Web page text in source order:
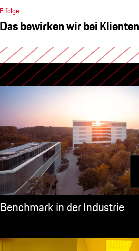
Erfolge
Das bewirken wir bei Klienten
Benchmark in der Industrie